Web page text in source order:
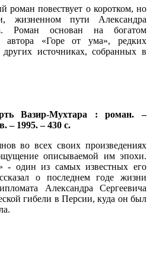
роман повествует о коротком, но
жизненном пути Александра
Роман основан на богатом
автора «Горе от ума», редких
источниках, собранных в
Вазир-Мухтара : роман. –
– 1995. – 430 с.
во всех своих произведениях
описываемой им эпохи.
- один из самых известных его
о последнем годе жизни
Александра Сергеевича
гибели в Персии, куда он был